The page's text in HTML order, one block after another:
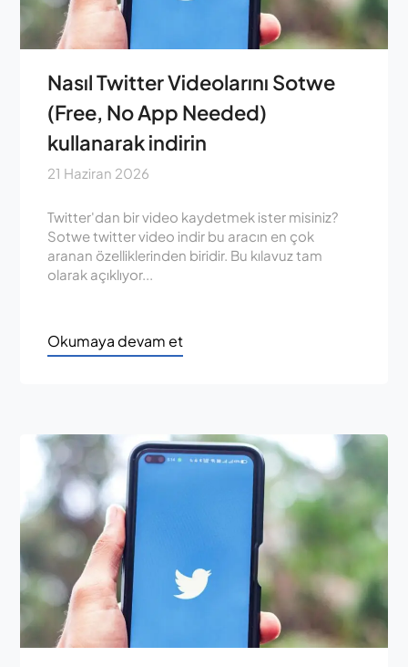
Nasıl Twitter Videolarını Sotwe
(Free, No App Needed)
kullanarak indirin
21 Haziran 2026
Twitter'dan bir video kaydetmek ister misiniz?
Sotwe twitter video indir bu aracın en çok
aranan özelliklerinden biridir. Bu kılavuz tam
olarak açıklıyor...
Okumaya devam et